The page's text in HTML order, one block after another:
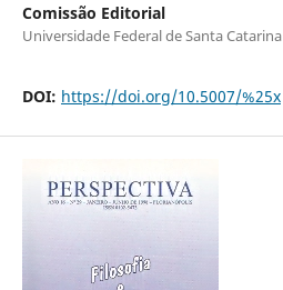
Comissão Editorial
Universidade Federal de Santa Catarina
DOI: https://doi.org/10.5007/%25x